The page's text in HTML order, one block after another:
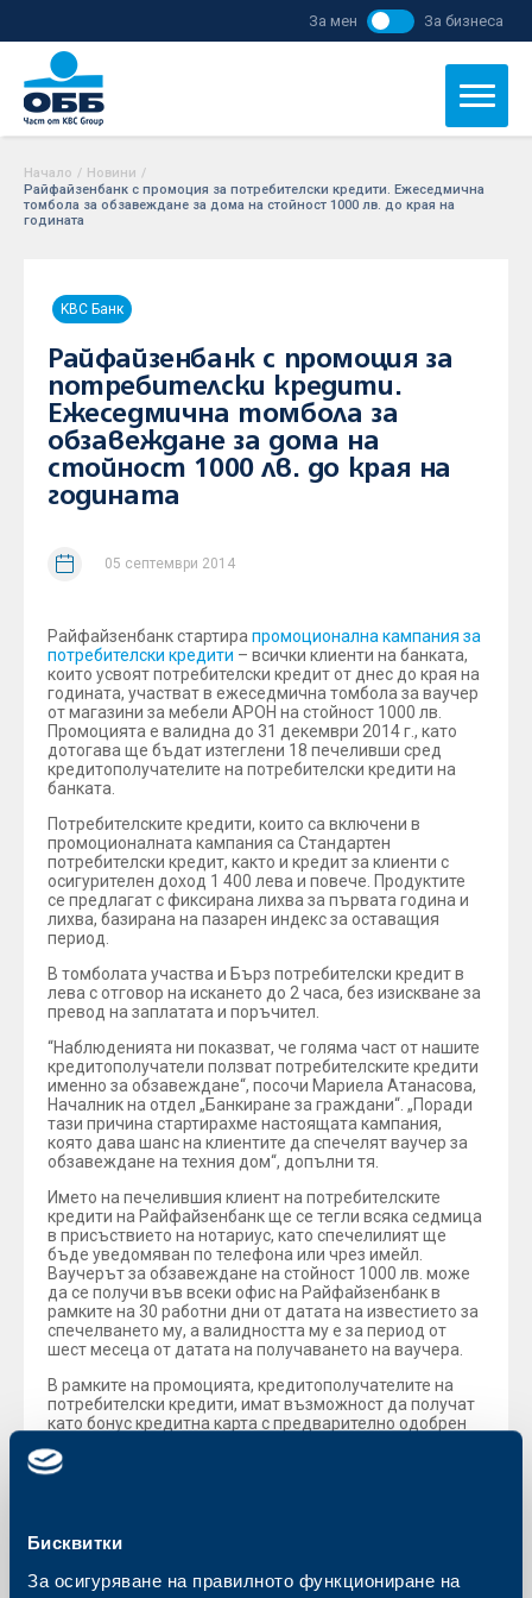
Бисквитки
За осигуряване на правилното функциониране на
За мен За бизнеса
Начало / Новини /
Райфайзенбанк с промоция за потребителски кредити. Ежеседмична
томбола за обзавеждане за дома на стойност 1000 лв. до края на
годината
KBC Банк
Райфайзенбанк с промоция за
потребителски кредити.
Ежеседмична томбола за
обзавеждане за дома на
стойност 1000 лв. до края на
годината
05 септември 2014
Райфайзенбанк стартира промоционална кампания за
потребителски кредити – всички клиенти на банката,
които усвоят потребителски кредит от днес до края на
годината, участват в ежеседмична томбола за ваучер
от магазини за мебели АРОН на стойност 1000 лв.
Промоцията е валидна до 31 декември 2014 г., като
дотогава ще бъдат изтеглени 18 печеливши сред
кредитополучателите на потребителски кредити на
банката.
Потребителските кредити, които са включени в
промоционалнaта кампания са Стандартен
потребителски кредит, както и кредит за клиенти с
осигурителен доход 1 400 лева и повече. Продуктите
се предлагат с фиксирана лихва за първата година и
лихва, базирана на пазарен индекс за оставащия
период.
В томболата участва и Бърз потребителски кредит в
лева с отговор на искането до 2 часа, без изискване за
превод на заплатата и поръчител.
“Наблюденията ни показват, че голяма част от нашите
кредитополучатели ползват потребителските кредити
именно за обзавеждане“, посочи Мариела Атанасова,
Началник на отдел „Банкиране за граждани“. „Поради
тази причина стартирахме настоящата кампания,
която дава шанс на клиентите да спечелят ваучер за
обзавеждане на техния дом“, допълни тя.
Името на печелившия клиент на потребителските
кредити на Райфайзенбанк ще се тегли всяка седмица
в присъствието на нотариус, като спечелилият ще
бъде уведомяван по телефона или чрез имейл.
Ваучерът за обзавеждане на стойност 1000 лв. може
да се получи във всеки офис на Райфайзенбанк в
рамките на 30 работни дни от датата на известието за
спечелването му, а валидността му е за период от
шест месеца от датата на получаването на ваучера.
В рамките на промоцията, кредитополучателите на
потребителски кредити, имат възможност да получат
като бонус кредитна карта с предварително одобрен
Клиентите могат да се запознаят с пълните правила
Обратно към всички новини